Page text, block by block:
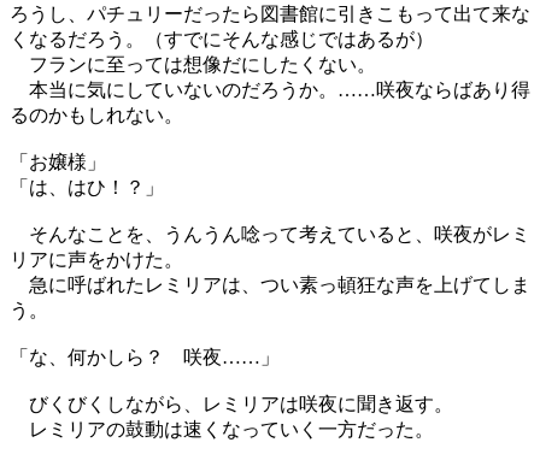
ろうし、パチュリーだったら図書館に引きこもって出て来な
くなるだろう。（すでにそんな感じではあるが）
フランに至っては想像だにしたくない。
本当に気にしていないのだろうか。……咲夜ならばあり得
るのかもしれない。
「お嬢様」
「は、はひ！？」
そんなことを、うんうん唸って考えていると、咲夜がレミ
リアに声をかけた。
急に呼ばれたレミリアは、つい素っ頓狂な声を上げてしま
う。
「な、何かしら？ 咲夜……」
びくびくしながら、レミリアは咲夜に聞き返す。
レミリアの鼓動は速くなっていく一方だった。